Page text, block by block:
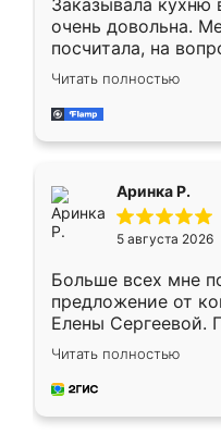
Заказывала кухню
очень довольна.
посчитала, на
Замерщик приехал
делу со всей
за день, ребята
Читать полностью
Аринка Р.
5 августа 2026
Больше всех мне
предложение от
Елены Сергеевой.
короткие сроки
для замера
предложил по
Читать полностью